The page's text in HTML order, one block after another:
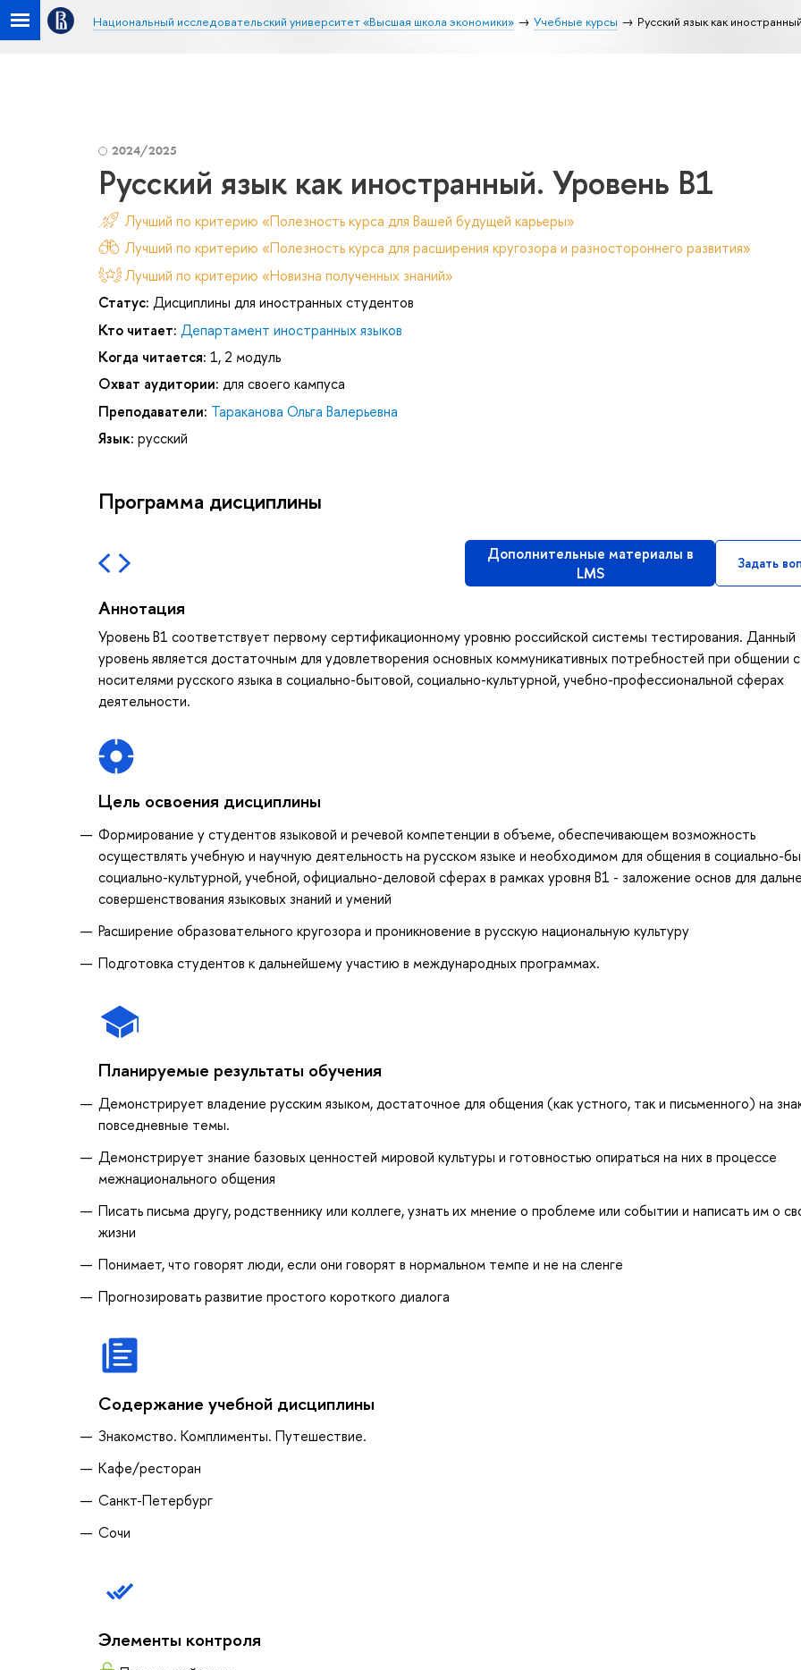
Национальный исследовательский университет «Высшая школа экономики» Учебные курсы Русский язык как
2024/2025
Русский язык как иностранный. Уровень В1
Лучший по критерию «Полезность курса для Вашей будущей карьеры»
Лучший по критерию «Полезность курса для расширения кругозора и разностороннего развития»
Лучший по критерию «Новизна полученных знаний»
Статус: Дисциплины для иностранных студентов
Кто читает: Департамент иностранных языков
Когда читается: 1, 2 модуль
Охват аудитории: для своего кампуса
Преподаватели: Тараканова Ольга Валерьевна
Язык: русский
Программа дисциплины
Дополнительные материалы в
LMS
Задать
Аннотация
Уровень В1 соответствует первому сертификационному уровню российской системы тестирования. Данный
уровень является достаточным для удовлетворения основных коммуникативных потребностей при общении с
носителями русского языка в социально-бытовой, социально-культурной, учебно-профессиональной сферах
деятельности.
Цель освоения дисциплины
Формирование у студентов языковой и речевой компетенции в объеме, обеспечивающем возможность
осуществлять учебную и научную деятельность на русском языке и необходимом для общения в социально-
социально-культурной, учебной, официально-деловой сферах в рамках уровня В1 - заложение основ для
совершенствования языковых знаний и умений
Расширение образовательного кругозора и проникновение в русскую национальную культуру
Подготовка студентов к дальнейшему участию в международных программах.
Планируемые результаты обучения
Демонстрирует владение русским языком, достаточное для общения (как устного, так и письменного) на
повседневные темы.
Демонстрирует знание базовых ценностей мировой культуры и готовностью опираться на них в процессе
межнационального общения
Писать письма другу, родственнику или коллеге, узнать их мнение о проблеме или событии и написать им о
жизни
Понимает, что говорят люди, если они говорят в нормальном темпе и не на сленге
Прогнозировать развитие простого короткого диалога
Содержание учебной дисциплины
Знакомство. Комплименты. Путешествие.
Кафе/ресторан
Санкт-Петербург
Сочи
Элементы контроля